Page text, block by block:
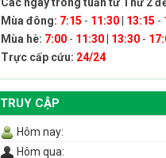
Mùa đông: 7:15 - 11:30 13:15 -
Mùa hè: 7:00 - 11:30 13:30 -
Trực cấp cứu: 24/24
TRUY CẬP
Hôm nay:
Hôm qua: